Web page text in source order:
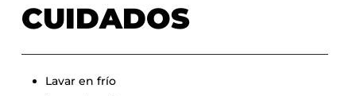
CUIDADOS
Lavar en frío